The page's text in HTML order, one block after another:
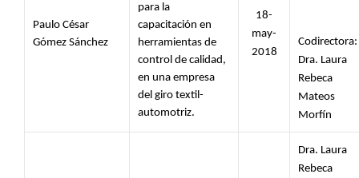
Paulo César
Gómez Sánchez
para la
capacitación en
herramientas de
control de calidad,
en una empresa
del giro textil-
automotriz.
18-
may-
2018
Codirectora:
Dra. Laura
Rebeca
Mateos
Morfín
Dra. Laura
Rebeca